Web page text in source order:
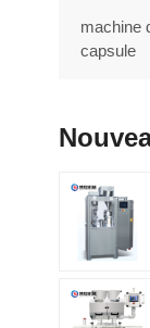
machine
capsule